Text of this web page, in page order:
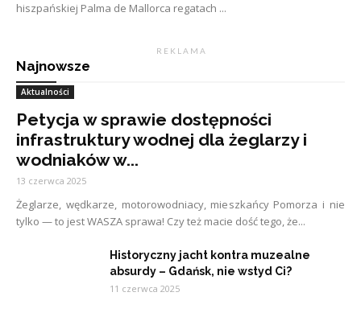
hiszpańskiej Palma de Mallorca regatach ...
R E K L A M A
Najnowsze
Aktualności
Petycja w sprawie dostępności
infrastruktury wodnej dla żeglarzy i
wodniaków w...
13 czerwca 2025
Żeglarze, wędkarze, motorowodniacy, mieszkańcy Pomorza i nie
tylko — to jest WASZA sprawa! Czy też macie dość tego, że...
Historyczny jacht kontra muzealne
absurdy – Gdańsk, nie wstyd Ci?
11 czerwca 2025